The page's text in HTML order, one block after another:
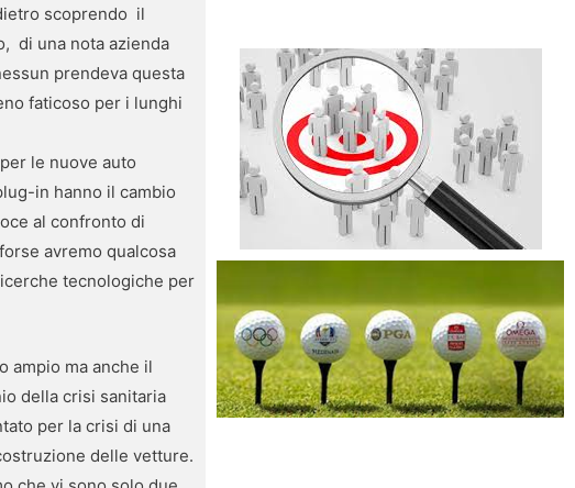
scoprendo il
di una nota azienda
prendeva questa
faticoso per i lunghi
le nuove auto
in hanno il cambio
al confronto di
avremo qualcosa
tecnologiche per
ampio ma anche il
della crisi sanitaria
per la crisi di una
delle vetture.